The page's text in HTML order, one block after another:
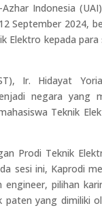
Indonesia
September 2024,
Elektro kepada
Ir. Hidayat
negara
Teknik
Prodi Teknik
sesi ini, Kaprodi
pilihan
yang dimiliki